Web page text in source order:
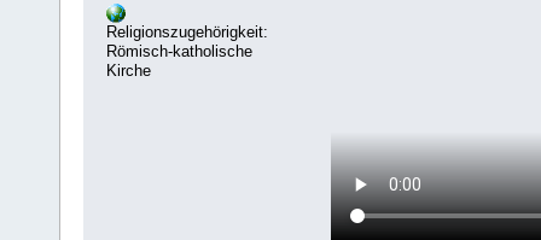
Religionszugehörigkeit:
Römisch-katholische
Kirche